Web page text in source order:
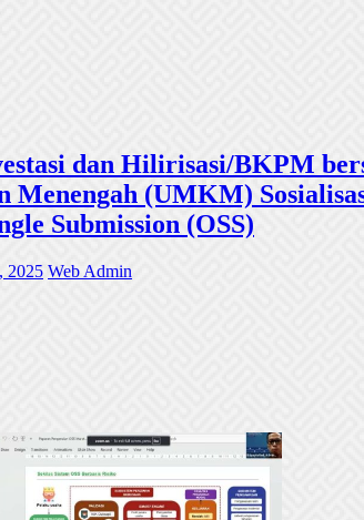
dan Hilirisasi/BKPM
Menengah (UMKM)
Submission (OSS)
2025 Web Admin